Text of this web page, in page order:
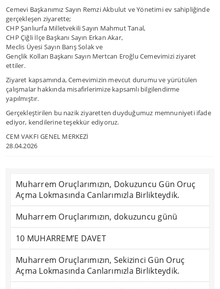
Cemevi Başkanımız Sayın Remzi Akbulut ve Yönetimi ev sahipliğinde
gerçekleşen ziyarette;
CHP Şanlıurfa Milletvekili Sayın Mahmut Tanal,
CHP Çiğli İlçe Başkanı Sayın Erkan Akar,
Meclis Üyesi Sayın Barış Solak ve
Gençlik Kolları Başkanı Sayın Mertcan Eroğlu Cemevimizi ziyaret
ettiler.
Ziyaret kapsamında, Cemevimizin mevcut durumu ve yürütülen
çalışmalar hakkında misafirlerimize kapsamlı bilgilendirme
yapılmıştır.
Gerçekleştirilen bu nazik ziyaretten duyduğumuz memnuniyeti ifade
ediyor, kendilerine teşekkür ediyoruz.
CEM VAKFI GENEL MERKEZİ
28.04.2026
Muharrem Oruçlarımızın, Dokuzuncu Gün Oruç
Açma Lokmasında Canlarımızla Birlikteydik.
Muharrem Oruçlarımızın, dokuzuncu günü
10 MUHARREM’E DAVET
Muharrem Oruçlarımızın, Sekizinci Gün Oruç
Açma Lokmasında Canlarımızla Birlikteydik.